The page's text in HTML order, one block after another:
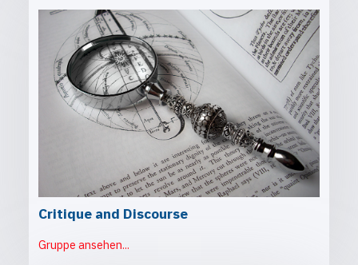
Critique and Discourse
Gruppe ansehen...